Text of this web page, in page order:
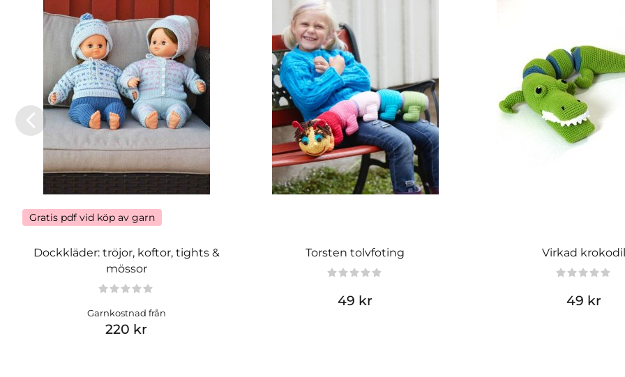
Gratis pdf vid köp av garn
Dockkläder: tröjor, koftor, tights &
mössor
Garnkostnad från
220 kr
Torsten tolvfoting
49 kr
Virkad krokodil
49 kr